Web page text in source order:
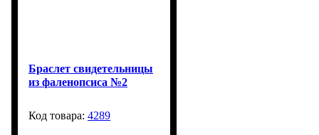
Браслет свидетельницы
из фаленопсиса №2
4289